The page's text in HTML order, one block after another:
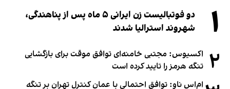
۱
دو فوتبالیست زن ایرانی ۵ ماه پس از پناهندگی،
شهروند استرالیا شدند
۲ اکسیوس: مجتبی خامنه‌ای توافق موقت برای بازگشایی
تنگه هرمز را تایید کرده است
ام‌اس ناو: توافق احتمالی با عمان کنترل تهران بر تنگه